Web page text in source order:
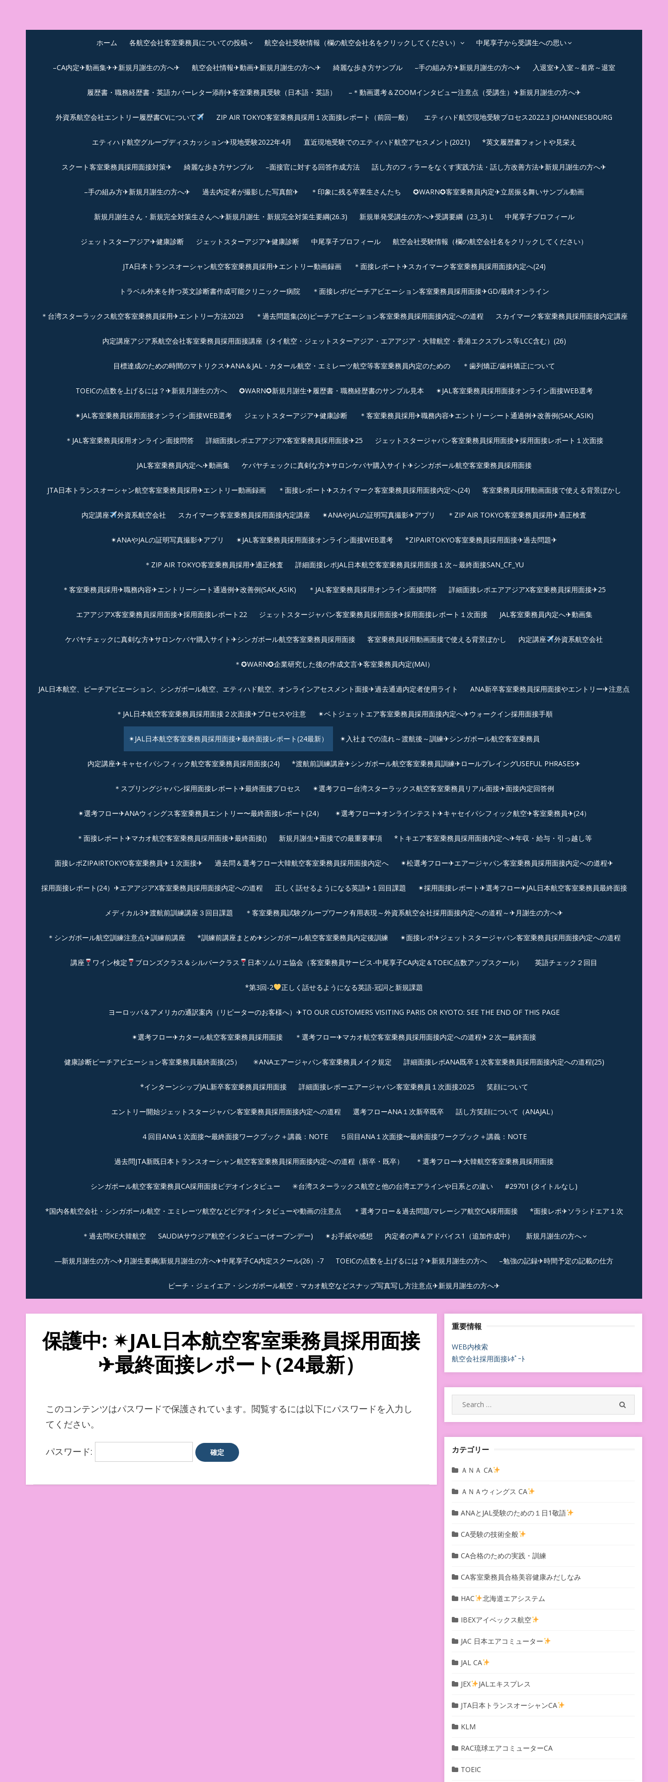
中尾享子CA内定&TOEIC点数UPｽｸｰﾙ
ホーム
各航空会社客室乗務員についての投稿 航空会社受験情報（欄の航空会社名をクリックしてください） 中尾享子から受講生への思い
–CA内定✈動画集✈✈新規月謝生の方へ✈ 航空会社情報✈動画✈新規月謝生の方へ✈ 綺麗な歩き方サンプル –手の組み方✈新規月謝生の方へ✈ 入退室✈入室～着席～退室
履歴書・職務経歴書・英語カバーレター添削✈客室乗務員受験（日本語・英語） –＊動画選考＆ZOOMインタビュー注意点（受講生）✈新規月謝生の方へ✈
外資系航空会社エントリー履歴書CVについて ZIP AIR TOKYO客室乗務員採用１次面接レポート（前回一般） エティハド航空現地受験プロセス2022.3 JOHANNESBOURG
エティハド航空グループディスカッション✈︎現地受験2022年4月 直近現地受験でのエティハド航空アセスメント(2021) *英文履歴書フォントや見栄え
スクート客室乗務員採用面接対策✈︎ 綺麗な歩き方サンプル –面接官に対する回答作成方法 話し方のフィラーをなくす実践方法・話し方改善方法✈新規月謝生の方へ✈
–手の組み方✈新規月謝生の方へ✈ 過去内定者が撮影した写真館✈ ＊印象に残る卒業生さんたち ✪WARN✪客室乗務員内定✈立居振る舞いサンプル動画
新規月謝生さん・新規完全対策生さんへ✈新規月謝生・新規完全対策生要綱(26.3) 新規単発受講生の方へ✈受講要綱（23_3) L 中尾享子プロフィール
ジェットスターアジア✈︎健康診断 ジェットスターアジア✈︎健康診断 中尾享子プロフィール 航空会社受験情報（欄の航空会社名をクリックしてください）
JTA日本トランスオーシャン航空客室乗務員採用✈エントリー動画録画 ＊面接レポート✈スカイマーク客室乗務員採用面接内定へ(24)
トラベル外来を持つ英文診断書作成可能クリニックー病院 ＊面接レポ/ピーチアビエーション客室乗務員採用面接✈GD/最終オンライン
＊台湾スターラックス航空客室乗務員採用✈エントリー方法2023 ＊過去問題集(26)ピーチアビエーション客室乗務員採用面接内定への道程 スカイマーク客室乗務員採用面接内定講座
内定講座アジア系航空会社客室乗務員採用面接講座（タイ航空・ジェットスターアジア・エアアジア・大韓航空・香港エクスプレス等LCC含む）(26)
目標達成のための時間のマトリクス✈ANA＆JAL・カタール航空・エミレーツ航空等客室乗務員内定のための ＊歯列矯正/歯科矯正について
TOEICの点数を上げるには？✈新規月謝生の方へ ✪WARN✪新規月謝生✈履歴書・職務経歴書のサンプル見本 ✴︎JAL客室乗務員採用面接オンライン面接WEB選考
✴︎JAL客室乗務員採用面接オンライン面接WEB選考 ジェットスターアジア✈︎健康診断 ＊客室乗務員採用✈職務内容✈エントリーシート通過例✈改善例(SAK_ASIK)
＊JAL客室乗務員採用オンライン面接問答 詳細面接レポエアアジアX客室乗務員採用面接✈25 ジェットスタージャパン客室乗務員採用面接✈採用面接レポート１次面接
JAL客室乗務員内定へ✈動画集 ケバヤチェックに真剣な方✈サロンケバヤ購入サイト✈シンガポール航空客室乗務員採用面接
JTA日本トランスオーシャン航空客室乗務員採用✈エントリー動画録画 ＊面接レポート✈スカイマーク客室乗務員採用面接内定へ(24) 客室乗務員採用動画面接で使える背景ぼかし
内定講座 外資系航空会社 スカイマーク客室乗務員採用面接内定講座 ✴︎ANAやJALの証明写真撮影✈︎アプリ ＊ZIP AIR TOKYO客室乗務員採用✈適正検査
✴︎ANAやJALの証明写真撮影✈︎アプリ ✴︎JAL客室乗務員採用面接オンライン面接WEB選考 *ZIPAIRTOKYO客室乗務員採用面接✈過去問題✈︎
＊ZIP AIR TOKYO客室乗務員採用✈適正検査 詳細面接レポJAL日本航空客室乗務員採用面接１次～最終面接SAN_CF_YU
＊客室乗務員採用✈職務内容✈エントリーシート通過例✈改善例(SAK_ASIK) ＊JAL客室乗務員採用オンライン面接問答 詳細面接レポエアアジアX客室乗務員採用面接✈25
エアアジアX客室乗務員採用面接✈︎採用面接レポート22 ジェットスタージャパン客室乗務員採用面接✈採用面接レポート１次面接 JAL客室乗務員内定へ✈動画集
ケバヤチェックに真剣な方✈サロンケバヤ購入サイト✈シンガポール航空客室乗務員採用面接 客室乗務員採用動画面接で使える背景ぼかし 内定講座 外資系航空会社
＊✪WARN✪企業研究した後の作成文言✈客室乗務員内定(MAI）
JAL日本航空、ピーチアビエーション、シンガポール航空、エティハド航空、オンラインアセスメント面接✈︎過去通過内定者使用ライト ANA新卒客室乗務員採用面接やエントリー✈注意点
＊JAL日本航空客室乗務員採用面接２次面接✈プロセスや注意 ✴︎ベトジェットエア客室乗務員採用面接内定へ✈︎ウォークイン採用面接手順
✴︎JAL日本航空客室乗務員採用面接✈最終面接レポート(24最新） ✴︎入社までの流れ～渡航後～訓練✈シンガポール航空客室乗務員
内定講座✈キャセイパシフィック航空客室乗務員採用面接(24) *渡航前訓練講座✈シンガポール航空客室乗務員訓練✈ロールプレイングUSEFUL PHRASES✈
＊スプリングジャパン採用面接レポート✈最終面接プロセス ✴︎選考フロー台湾スターラックス航空客室乗務員リアル面接✈︎面接内定回答例
✴︎選考フロー✈︎ANAウィングス客室乗務員エントリー〜最終面接レポート(24） ✴︎選考フロー✈オンラインテスト✈キャセイパシフィック航空✈︎客室乗務員✈(24）
＊面接レポート✈マカオ航空客室乗務員採用面接✈最終面接() 新規月謝生✈面接での最重要事項 *トキエア客室乗務員採用面接内定へ✈年収・給与・引っ越し等
面接レポZIPAIRTOKYO客室乗務員✈１次面接✈ 過去問＆選考フロー大韓航空客室乗務員採用面接内定へ ✴︎松選考フロー✈︎エアージャパン客室乗務員採用面接内定への道程✈︎
採用面接レポート(24）✈エアアジアX客室乗務員採用面接内定への道程 正しく話せるようになる英語✈１回目課題 ✴︎採用面接レポート✈︎選考フロー✈︎JAL日本航空客室乗務員最終面接
メディカル3✈渡航前訓練講座３回目課題 ＊客室乗務員試験グループワーク有用表現～外資系航空会社採用面接内定への道程～✈月謝生の方へ✈
＊シンガポール航空訓練注意点✈訓練前講座 *訓練前講座まとめ✈シンガポール航空客室乗務員内定後訓練 ✴︎面接レポ✈ジェットスタージャパン客室乗務員採用面接内定への道程
講座 ワイン検定 ブロンズクラス＆シルバークラス 日本ソムリエ協会（客室乗務員サービス-中尾享子CA内定＆TOEIC点数アップスクール） 英語チェック２回目
*第3回-2 正しく話せるようになる英語-冠詞と新規課題
ヨーロッパ＆アメリカの通訳案内（リピーターのお客様へ）✈TO OUR CUSTOMERS VISITING PARIS OR KYOTO: SEE THE END OF THIS PAGE
✴︎選考フロー✈カタール航空客室乗務員採用面接 ＊選考フロー✈マカオ航空客室乗務員採用面接内定への道程✈２次ー最終面接
健康診断ピーチアビエーション客室乗務員最終面接(25） ✳︎ANAエアージャパン客室乗務員メイク規定 詳細面接レポANA既卒１次客室乗務員採用面接内定への道程(25)
*インターンシップJAL新卒客室乗務員採用面接 詳細面接レポーエアージャパン客室乗務員１次面接2025 笑顔について
エントリー開始ジェットスタージャパン客室乗務員採用面接内定への道程 選考フローANA１次新卒既卒 話し方笑顔について（ANAJAL）
４回目ANA１次面接〜最終面接ワークブック＋講義：NOTE ５回目ANA１次面接〜最終面接ワークブック＋講義：NOTE
過去問JTA新既日本トランスオーシャン航空客室乗務員採用面接内定への道程（新卒・既卒） ＊選考フロー✈大韓航空客室乗務員採用面接
シンガポール航空客室乗務員CA採用面接ビデオインタビュー ✳︎台湾スターラックス航空と他の台湾エアラインや日系との違い #29701 (タイトルなし)
*国内各航空会社・シンガポール航空・エミレーツ航空などビデオインタビューや動画の注意点 ＊選考フロー＆過去問題/マレーシア航空CA採用面接 *面接レポ✈ソラシドエア１次
＊過去問KE大韓航空 SAUDIAサウジア航空インタビュー(オープンデー) ✴︎お手紙や感想 内定者の声＆アドバイス1（追加作成中） 新規月謝生の方へ
―新規月謝生の方へ✈月謝生要綱(新規月謝生の方へ✈中尾享子CA内定スクール(26）-7 TOEICの点数を上げるには？✈新規月謝生の方へ –勉強の記録✈時間予定の記載の仕方
ピーチ・ジェイエア・シンガポール航空・マカオ航空などスナップ写真写し方注意点✈新規月謝生の方へ✈
保護中: ✴︎JAL日本航空客室乗務員採用面接
✈最終面接レポート(24最新）
このコンテンツはパスワードで保護されています。閲覧するには以下にパスワードを入力し
てください。
パスワード:
重要情報
WEB内検索
航空会社採用面接ﾚﾎﾟｰﾄ
Search
for:
カテゴリー
ＡＮＡ CA
ＡＮＡウィングス CA
ANAとJAL受験のための１日1敬語
CA受験の技術全般
CA合格のための実践・訓練
CA客室乗務員合格美容健康みだしなみ
HAC 北海道エアシステム
IBEXアイベックス航空
JAC 日本エアコミューター
JAL CA
JEX JALエキスプレス
JTA日本トランスオーシャンCA
KLM
RAC琉球エアコミューターCA
TOEIC